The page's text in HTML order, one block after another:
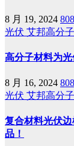
8 月 19, 2024
光伏 艾邦高分子
高分子材料为
8 月 16, 2024
光伏 艾邦高分子
复合材料光伏
品！